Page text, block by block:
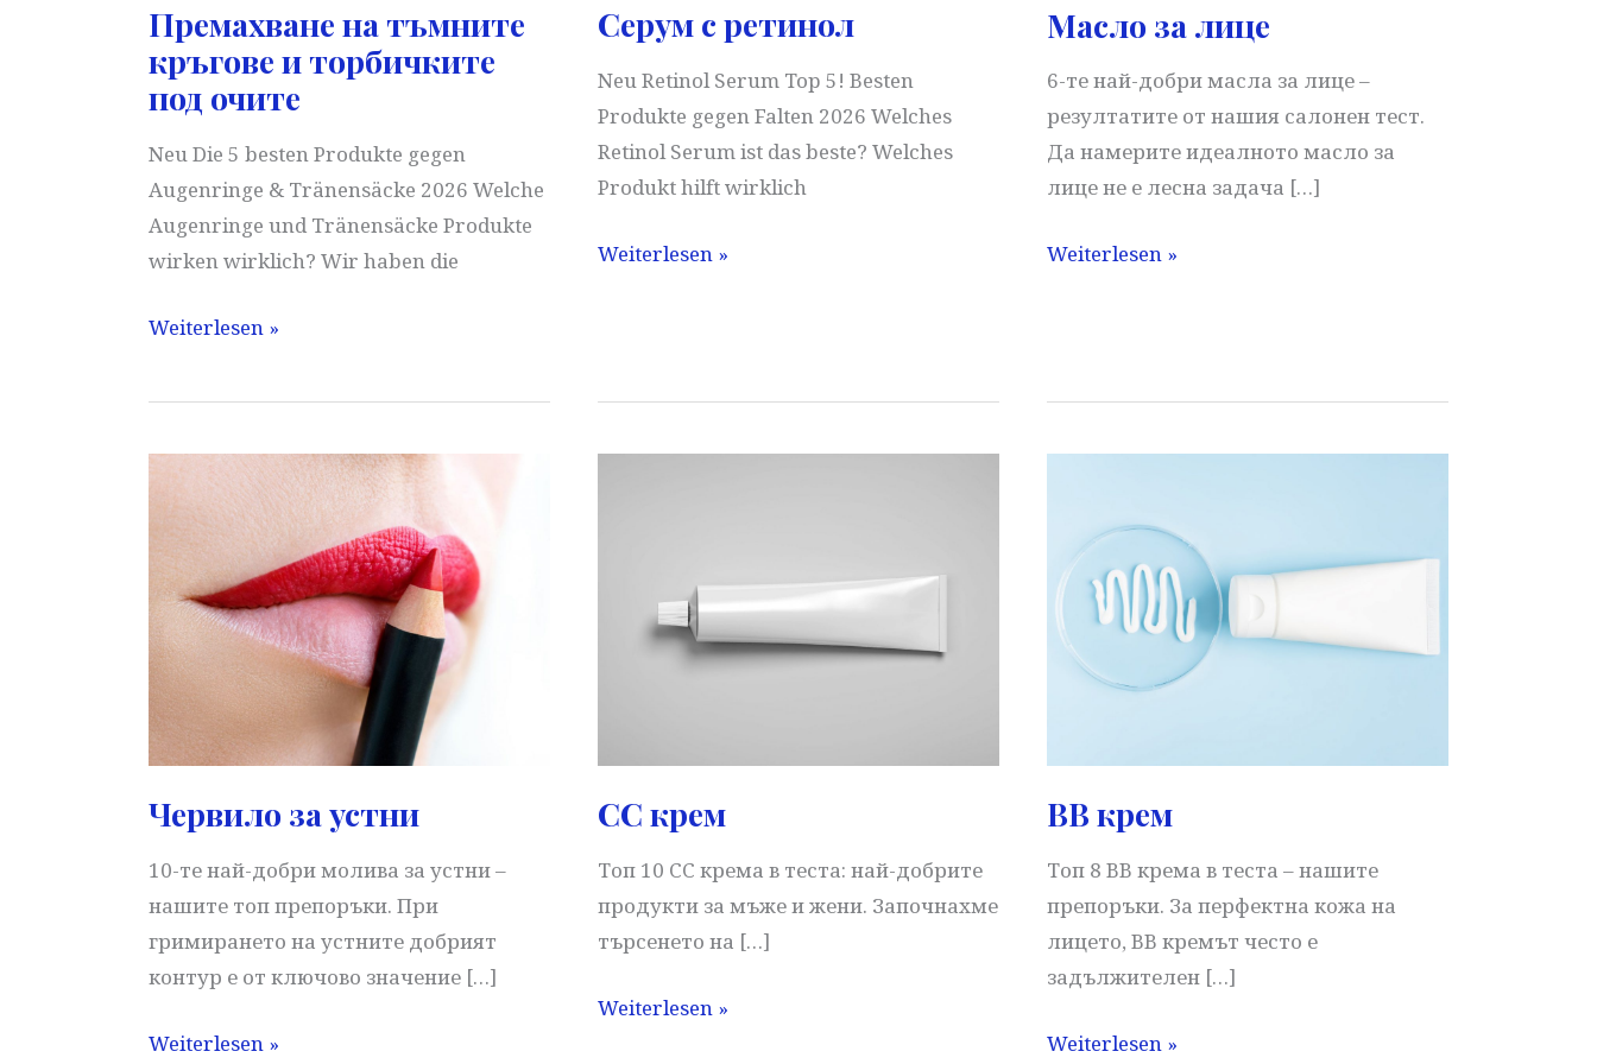
Премахване на тъмните
кръгове и торбичките
под очите
Neu Die 5 besten Produkte gegen
Augenringe & Tränensäcke 2026 Welche
Augenringe und Tränensäcke Produkte
wirken wirklich? Wir haben die
Премахване
тъмните
и
торбичките
под
очите
Weiterlesen »
Серум с ретинол
Neu Retinol Serum Top 5! Besten
Produkte gegen Falten 2026 Welches
Retinol Serum ist das beste? Welches
Produkt hilft wirklich
Серум
Weiterlesen »
Масло за лице
6-те най-добри масла за лице –
резултатите от нашия салонен тест.
Да намерите идеалното масло за
лице не е лесна задача […]
Масло
Weiterlesen »
Червило за устни
10-те най-добри молива за устни –
нашите топ препоръки. При
гримирането на устните добрият
контур е от ключово значение […]
Червило
Weiterlesen »
CC крем
Топ 10 CC крема в теста: най-добрите
продукти за мъже и жени. Започнахме
търсенето на […]
CC
Weiterlesen »
BB крем
Топ 8 BB крема в теста – нашите
препоръки. За перфектна кожа на
лицето, BB кремът често е
задължителен […]
BB
Weiterlesen »